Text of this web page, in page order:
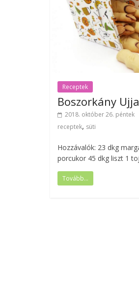
Receptek
Boszorkány
2018. október 26. péntek
receptek, süti
Hozzávalók: 23 dkg
porcukor 45 dkg liszt 1
Tovább...